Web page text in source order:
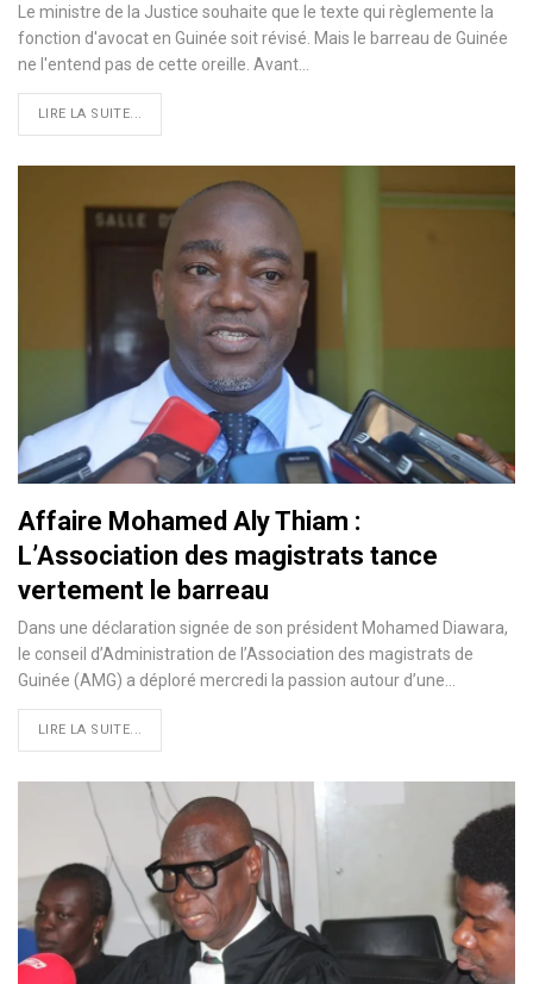
Le ministre de la Justice souhaite que le texte qui règlemente la
fonction d'avocat en Guinée soit révisé. Mais le barreau de Guinée
ne l'entend pas de cette oreille. Avant…
LIRE LA SUITE...
Affaire Mohamed Aly Thiam :
L’Association des magistrats tance
vertement le barreau
Dans une déclaration signée de son président Mohamed Diawara,
le conseil d’Administration de l’Association des magistrats de
Guinée (AMG) a déploré mercredi la passion autour d’une…
LIRE LA SUITE...